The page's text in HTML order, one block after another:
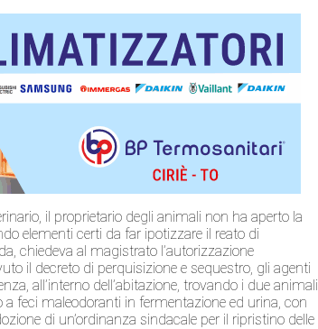
il proprietario degli animali non ha aperto la
elementi certi da far ipotizzare il reato di
chiedeva al magistrato l’autorizzazione
il decreto di perquisizione e sequestro, gli agenti
all’interno dell’abitazione, trovando i due animali
feci maleodoranti in fermentazione ed urina, con
di un’ordinanza sindacale per il ripristino delle